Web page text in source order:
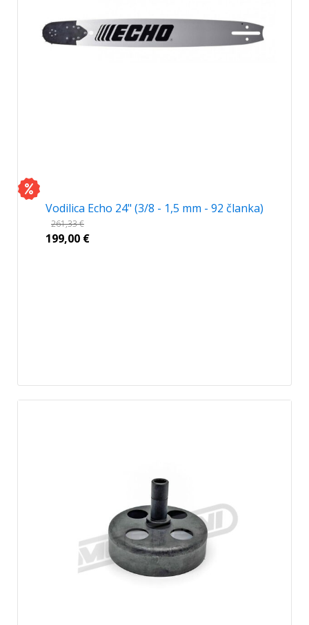
Vodilica Echo 24" (3/8 - 1,5 mm - 92 članka)
261,33€
199,00 €